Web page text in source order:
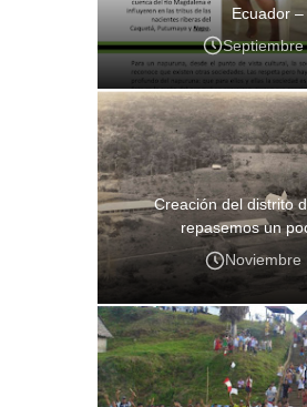
Ecuador
Creación del distrito
repasemos un
Noviembre